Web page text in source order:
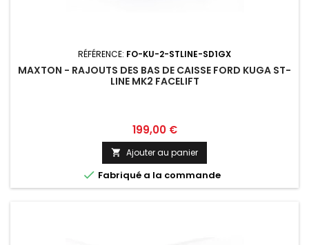
RÉFÉRENCE: FO-KU-2-STLINE-SD1GX
MAXTON - RAJOUTS DES BAS DE CAISSE FORD KUGA ST-
LINE MK2 FACELIFT
Prix
199,00 €
 Ajouter au panier
 Fabriqué a la commande